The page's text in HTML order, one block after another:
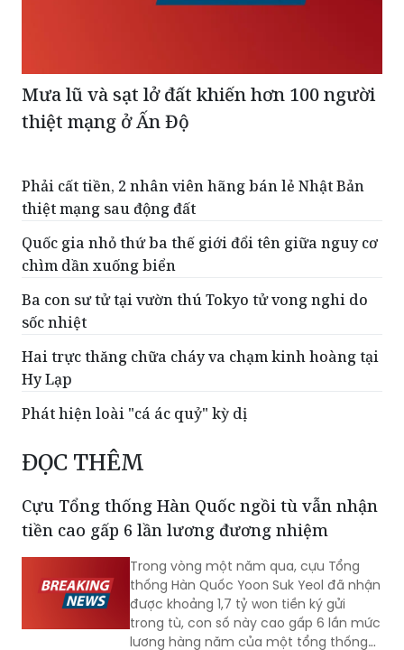
Mưa lũ và sạt lở đất khiến hơn 100 người
thiệt mạng ở Ấn Độ
Phải cất tiền, 2 nhân viên hãng bán lẻ Nhật Bản
thiệt mạng sau động đất
Quốc gia nhỏ thứ ba thế giới đổi tên giữa nguy cơ
chìm dần xuống biển
Ba con sư tử tại vườn thú Tokyo tử vong nghi do
sốc nhiệt
Hai trực thăng chữa cháy va chạm kinh hoàng tại
Hy Lạp
Phát hiện loài "cá ác quỷ" kỳ dị
ĐỌC THÊM
Cựu Tổng thống Hàn Quốc ngồi tù vẫn nhận
tiền cao gấp 6 lần lương đương nhiệm
Trong vòng một năm qua, cựu Tổng
thống Hàn Quốc Yoon Suk Yeol đã nhận
được khoảng 1,7 tỷ won tiền ký gửi
trong tù, con số này cao gấp 6 lần mức
lương hàng năm của một tổng thống